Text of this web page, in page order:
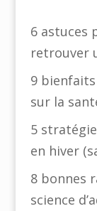
6 astuces
retrouver
9
sur la
5
en hiver
8 bonnes
science